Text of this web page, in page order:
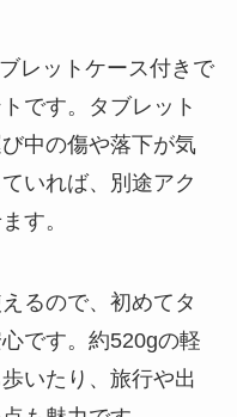
レットケース付きで
です。タブレット
中の傷や落下が気
いれば、別途アク
す。
るので、初めてタ
です。約520gの軽
いたり、旅行や出